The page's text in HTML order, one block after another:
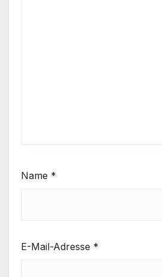
Name *
E-Mail-Adresse *